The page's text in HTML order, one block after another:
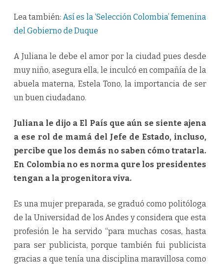
Lea también: Así es la ‘Selección Colombia’ femenina
del Gobierno de Duque
A Juliana le debe el amor por la ciudad pues desde
muy niño, asegura ella, le inculcó en compañía de la
abuela materna, Estela Tono, la importancia de ser
un buen ciudadano.
Juliana le dijo a El País que aún se siente ajena
a ese rol de mamá del Jefe de Estado, incluso,
percibe que los demás no saben cómo tratarla.
En Colombia no es norma qure los presidentes
tengan a la progenitora viva.
Es una mujer preparada, se graduó como politóloga
de la Universidad de los Andes y considera que esta
profesión le ha servido “para muchas cosas, hasta
para ser publicista, porque también fui publicista
gracias a que tenía una disciplina maravillosa como